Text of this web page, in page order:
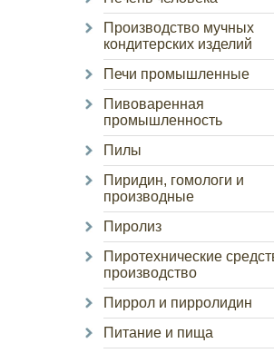
Производство мучных
кондитерских изделий
Печи промышленные
Пивоваренная
промышленность
Пилы
Пиридин, гомологи и
производные
Пиролиз
Пиротехнические
производство
Пиррол и пирролидин
Питание и пища